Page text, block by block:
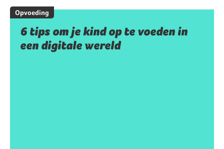
Opvoeding
6 tips om je kind op te voeden in
een digitale wereld